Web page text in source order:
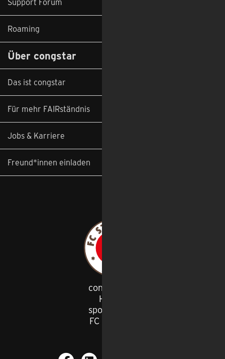
Roaming
Über congstar
Das ist congstar
Für mehr FAIRständnis
Jobs & Karriere
Freund*innen einladen
congstar ist
Haupt
sponsor des
FC St. Pauli